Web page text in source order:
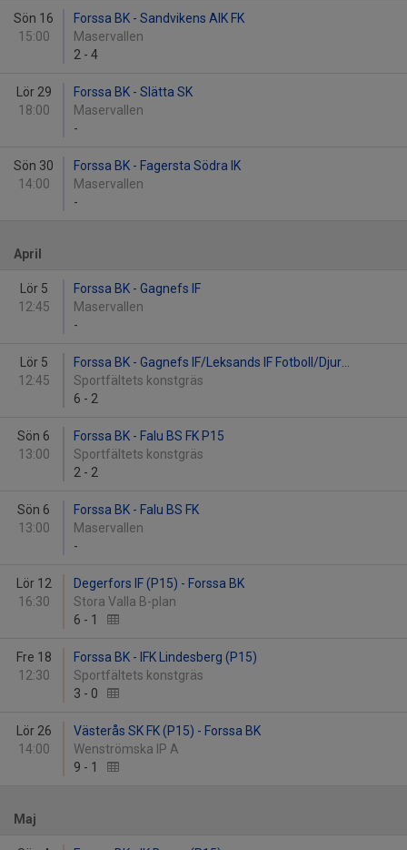
Sön 16
15:00
Forssa BK - Sandvikens AIK FK
Maservallen
2 - 4
Lör 29
18:00
Forssa BK - Slätta SK
Maservallen
-
Sön 30
14:00
Forssa BK - Fagersta Södra IK
Maservallen
-
April
Lör 5
12:45
Forssa BK - Gagnefs IF
Maservallen
-
Lör 5
12:45
Forssa BK - Gagnefs IF/Leksands IF Fotboll/Djur...
Sportfältets konstgräs
6 - 2
Sön 6
13:00
Forssa BK - Falu BS FK P15
Sportfältets konstgräs
2 - 2
Sön 6
13:00
Forssa BK - Falu BS FK
Maservallen
-
Lör 12
16:30
Degerfors IF (P15) - Forssa BK
Stora Valla B-plan
6 - 1
Fre 18
12:30
Forssa BK - IFK Lindesberg (P15)
Sportfältets konstgräs
3 - 0
Lör 26
14:00
Västerås SK FK (P15) - Forssa BK
Wenströmska IP A
9 - 1
Maj